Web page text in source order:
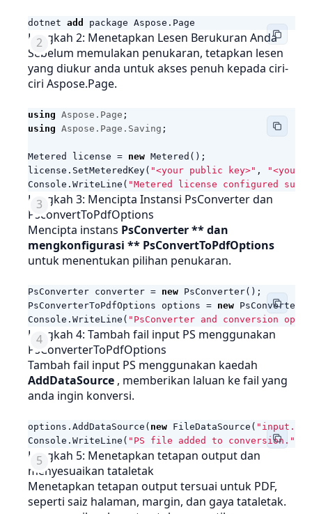
dotnet add package Aspose . Page
Langkah 2: Menetapkan Lesen Berukuran Anda
Sebelum memulakan penukaran, tetapkan lesen
yang diukur anda untuk akses penuh kepada ciri-
ciri Aspose.Page.
using Aspose.Page ;
using Aspose.Page.Saving ;
Metered license = new Metered ();
license . SetMeteredKey( "<your public key>" ,
"<your
Console . WriteLine ( "Metered license configured
Langkah 3: Mencipta Instansi PsConverter dan
PsconvertToPdfOptions
Mencipta instans PsConverter ** dan
mengkonfigurasi ** PsConvertToPdfOptions
untuk menentukan pilihan penukaran.
PsConverter converter = new PsConverter();
PsConverterToPdfOptions
options = new
Console . WriteLine ( "PsConverter and conversion
Langkah 4: Tambah fail input PS menggunakan
PsConverterToPdfOptions
Tambah fail input PS menggunakan kaedah
AddDataSource , memberikan laluan ke fail yang
anda ingin konversi.
options . AddDataSource ( new FileDataSource ( "input.ps"
Console . WriteLine ( "PS file added to conversion."
Langkah 5: Menetapkan tetapan output dan
menyesuaikan tataletak
Menetapkan tetapan output tersuai untuk PDF,
seperti saiz halaman, margin, dan gaya tataletak.